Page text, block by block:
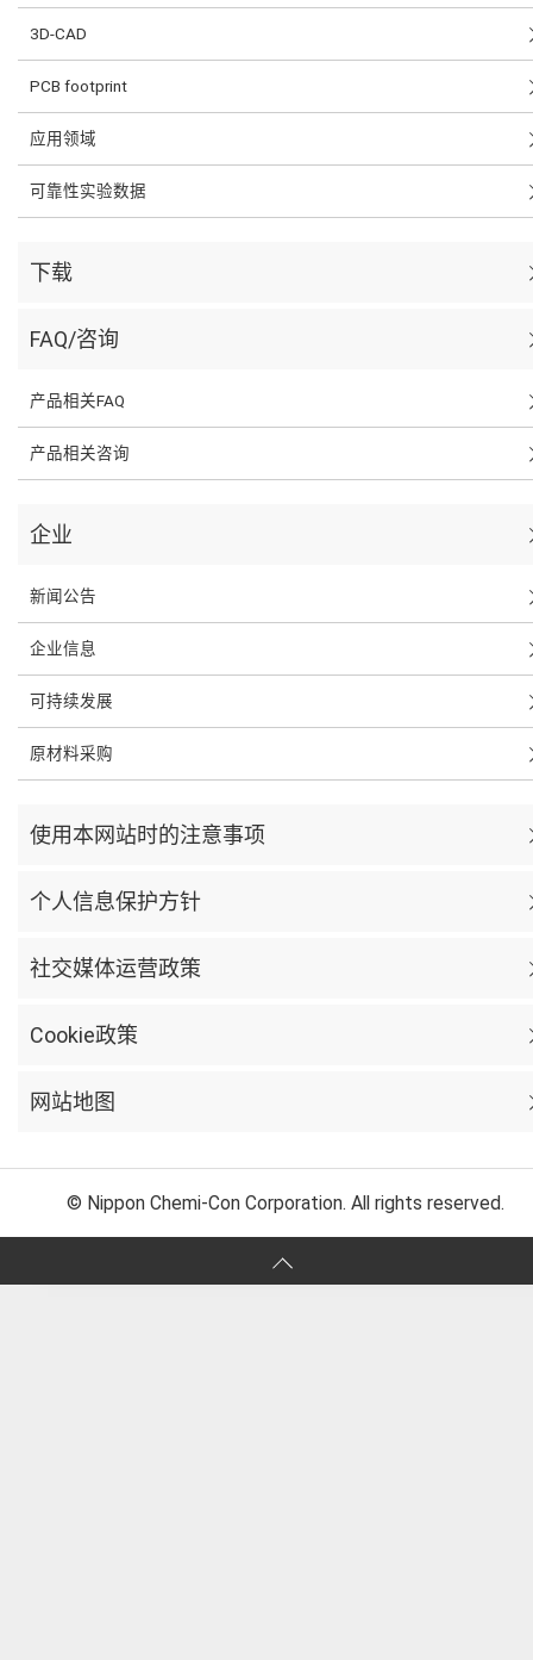
3D-CAD
PCB footprint
应用领域
可靠性实验数据
下载
FAQ/咨询
产品相关FAQ
产品相关咨询
企业
新闻公告
企业信息
可持续发展
原材料采购
使用本网站时的注意事项
个人信息保护方针
社交媒体运营政策
Cookie政策
网站地图
© Nippon Chemi-Con Corporation. All rights reserved.